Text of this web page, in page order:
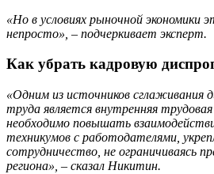
«Но в условиях рыночной экономики
непросто», – подчеркивает эксперт.
Как убрать кадровую
«Одним из источников сглаживания
труда является внутренняя
необходимо повышать
техникумов с работодателями,
сотрудничество, не ограничиваясь
региона», – сказал Никитин.